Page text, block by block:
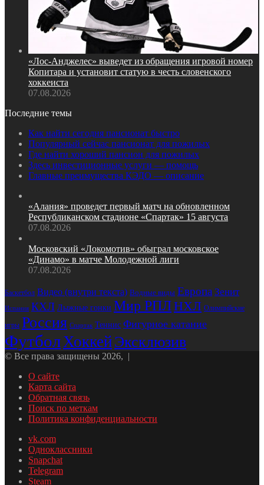
«Лос‑Анджелес» выведет из обращения игровой номер
Копитара и установит статую в честь словенского
хоккеиста
07.08.2026
Последние темы
Как найти сегодня пансионат быстро
Популярный сейчас пансионат для пожилых
Где найти хороший пансион для пожилых
Здесь инвестиционные услуги — помощь
Главные преимущества КЭДО — описание
«Алания» проведет первый матч на обновленном
Республиканском стадионе «Спартак» 15 августа
07.08.2026
Московский «Локомотив» обыграл московское
«Динамо» в матче Молодежной лиги
07.08.2026
Баскетбол Видео (внутри текста) Водные виды Европа Зенит
Испания КХЛ Лыжные гонки Мир РПЛНХЛ Олимпийские
игры Россия Спартак Теннис Фигурное катание
ФутболХоккейЭксклюзив
© Все права защищены 2026, |
О сайте
Карта сайта
Обратная связь
Поиск по меткам
Политика конфиденциальности
vk.com
Одноклассники
Snapchat
Telegram
Steam